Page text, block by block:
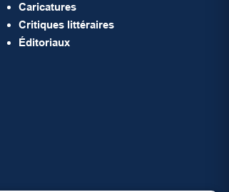
Caricatures
Critiques littéraires
Éditoriaux